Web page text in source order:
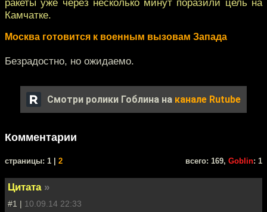
Камчатке.
Москва готовится к военным вызовам Запада
Безрадостно, но ожидаемо.
Смотри ролики Гоблина на канале Rutube
Комментарии
cтраницы: 1 | 2 всего: 169, Goblin: 1
Цитата »
#1 | 10.09.14 22:33